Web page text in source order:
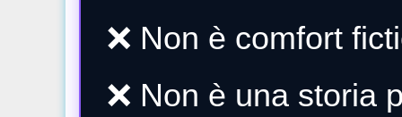
❌ Non è comfort
❌ Non è una storia